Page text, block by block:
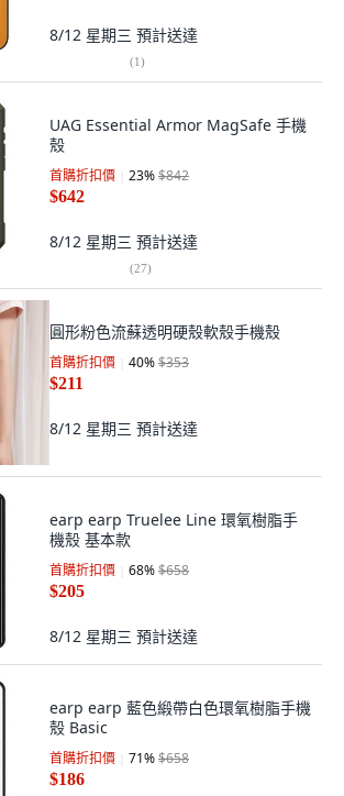
8/12 星期三 預計送達
(1)
UAG Essential Armor MagSafe 手機
殼
首購折扣價 23%$842
$642
8/12 星期三 預計送達
(27)
圓形粉色流蘇透明硬殼軟殼手機殼
首購折扣價 40%$353
$211
8/12 星期三 預計送達
earp earp Truelee Line 環氧樹脂手
機殼 基本款
首購折扣價 68%$658
$205
8/12 星期三 預計送達
earp earp 藍色緞帶白色環氧樹脂手機
殼 Basic
首購折扣價 71%$658
$186